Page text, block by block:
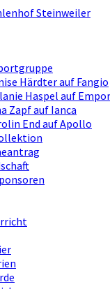
Steinweiler
Härdter auf Fangio
Haspel auf
Zapf auf Ianca
End auf Apollo